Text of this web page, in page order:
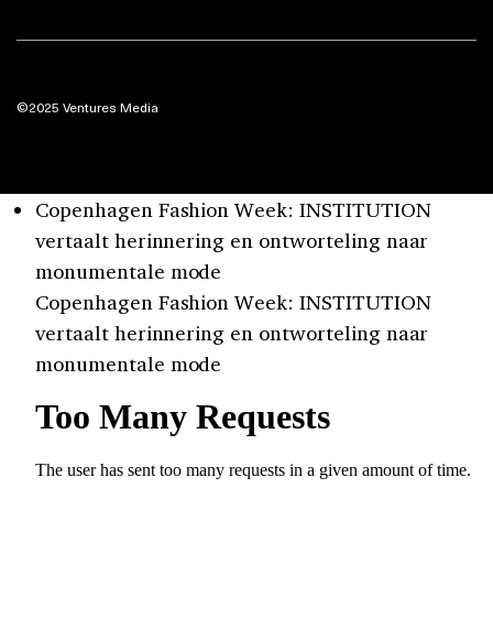
©2025 Ventures Media
Copenhagen Fashion Week: INSTITUTION
vertaalt herinnering en ontworteling naar
monumentale mode
Copenhagen Fashion Week: INSTITUTION
vertaalt herinnering en ontworteling naar
monumentale mode